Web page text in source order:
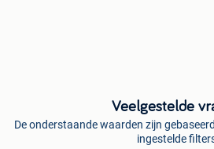
Veelgestelde
De onderstaande waarden zijn
ingestelde